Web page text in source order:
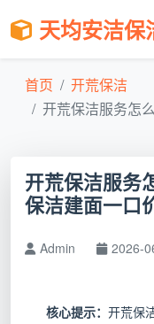
天均安洁保
首页
开荒保洁
开荒保洁服务怎
开荒保洁服务
保洁建面一口
Admin 2026-
核心提示： 开荒保